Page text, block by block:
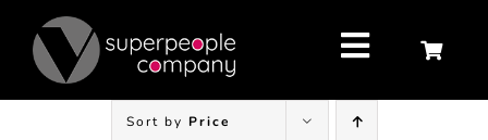
content
Toggle
Sort by Price